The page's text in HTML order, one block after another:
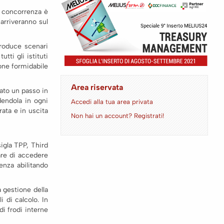
è
sul
scenari
tutti gli istituti
formidabile
un passo in
in ogni
e in uscita
TPP, Third
di accedere
abilitando
gestione della
di calcolo. In
frodi interne
Area riservata
Accedi alla tua area privata
Non hai un account? Registrati!